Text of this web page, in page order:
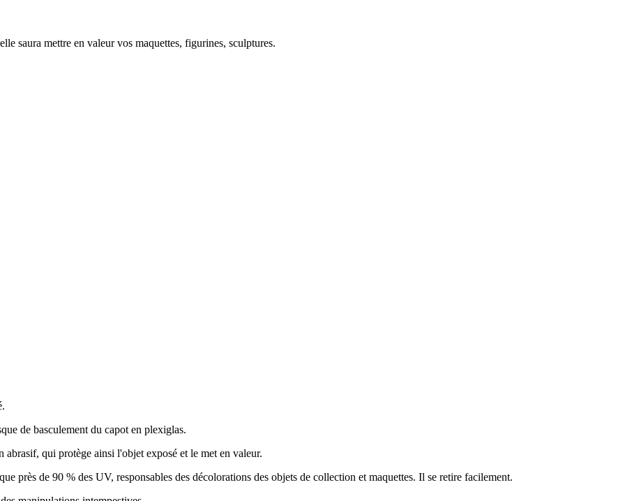
saura mettre en valeur vos maquettes, figurines, sculptures.
de basculement du capot en plexiglas.
qui protège ainsi l'objet exposé et le met en valeur.
près de 90 % des UV, responsables des décolorations des objets de collection et maquettes. Il se retire facilement.